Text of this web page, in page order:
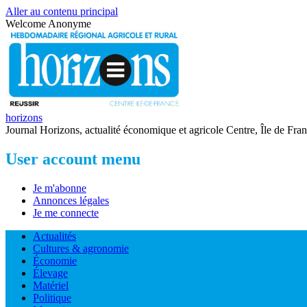
Aller au contenu principal
Welcome Anonyme
horizons
Journal Horizons, actualité économique et agricole Centre, Île de
User account menu
Je m'abonne
Annonces légales
Je me connecte
Actualités
Cultures & agronomie
Économie
Élevage
Matériel
Politique